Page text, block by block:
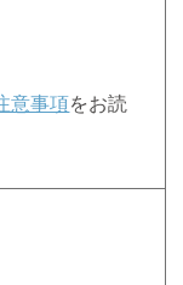
意事項をお読